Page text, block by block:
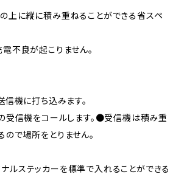
上に縦に積み重ねることができる省スペ
電不良が起こりません。
機に打ち込みます。
受信機をコールします。●受信機は積み重
ので場所をとりません。
ルステッカーを標準で入れることができる